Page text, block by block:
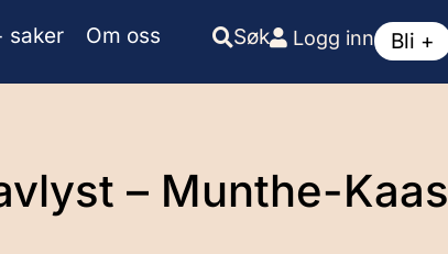
saker Om oss Søk Logg inn Bli +
– Munthe-Kaas